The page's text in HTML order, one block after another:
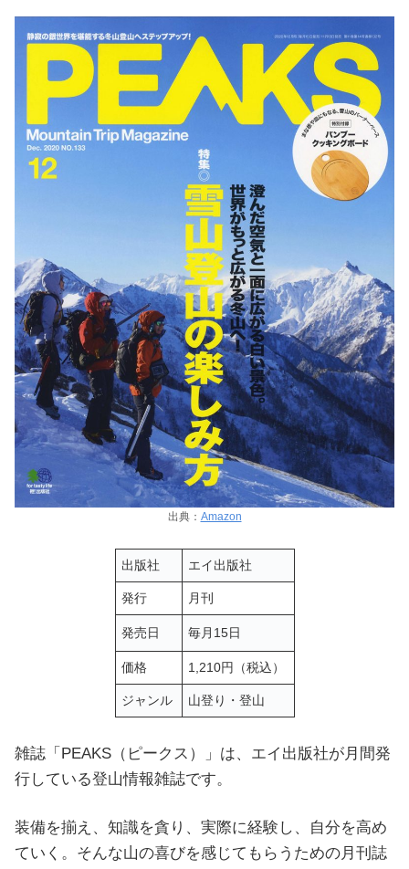
出典： Amazon
出版社 エイ出版社
発行 月刊
発売日 毎月15日
価格 1,210円（税込）
ジャンル 山登り・登山
雑誌「PEAKS（ピークス）」は、エイ出版社が月間発
行している登山情報雑誌です。
装備を揃え、知識を貪り、実際に経験し、自分を高め
ていく。そんな山の喜びを感じてもらうための月刊誌